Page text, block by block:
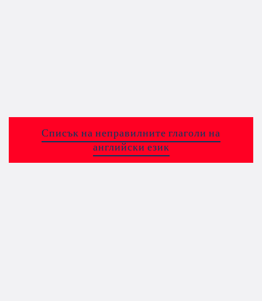
Списък на неправилните глаголи на
английски език